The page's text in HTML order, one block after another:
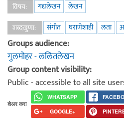
विषय: गद्यलेखन
लेखन
शब्दखुणा:
संगीत घराणेशाही लता
Groups audience:
गुलमोहर - ललितलेखन
Group content visibility:
Public - accessible to all site
शेअर करा
WHATSAPP
GOOGLE+